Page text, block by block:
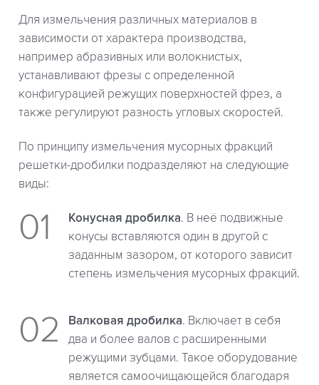
Для измельчения различных материалов в
зависимости от характера производства,
например абразивных или волокнистых,
устанавливают фрезы с определенной
конфигурацией режущих поверхностей фрез, а
также регулируют разность угловых скоростей.
По принципу измельчения мусорных фракций
решетки-дробилки подразделяют на следующие
виды:
Конусная дробилка. В неё подвижные
конусы вставляются один в другой с
заданным зазором, от которого зависит
степень измельчения мусорных фракций.
Валковая дробилка. Включает в себя
два и более валов с расширенными
режущими зубцами. Такое оборудование
является самоочищающейся благодаря